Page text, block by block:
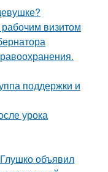
визитом
поддержки и
урока
объявил